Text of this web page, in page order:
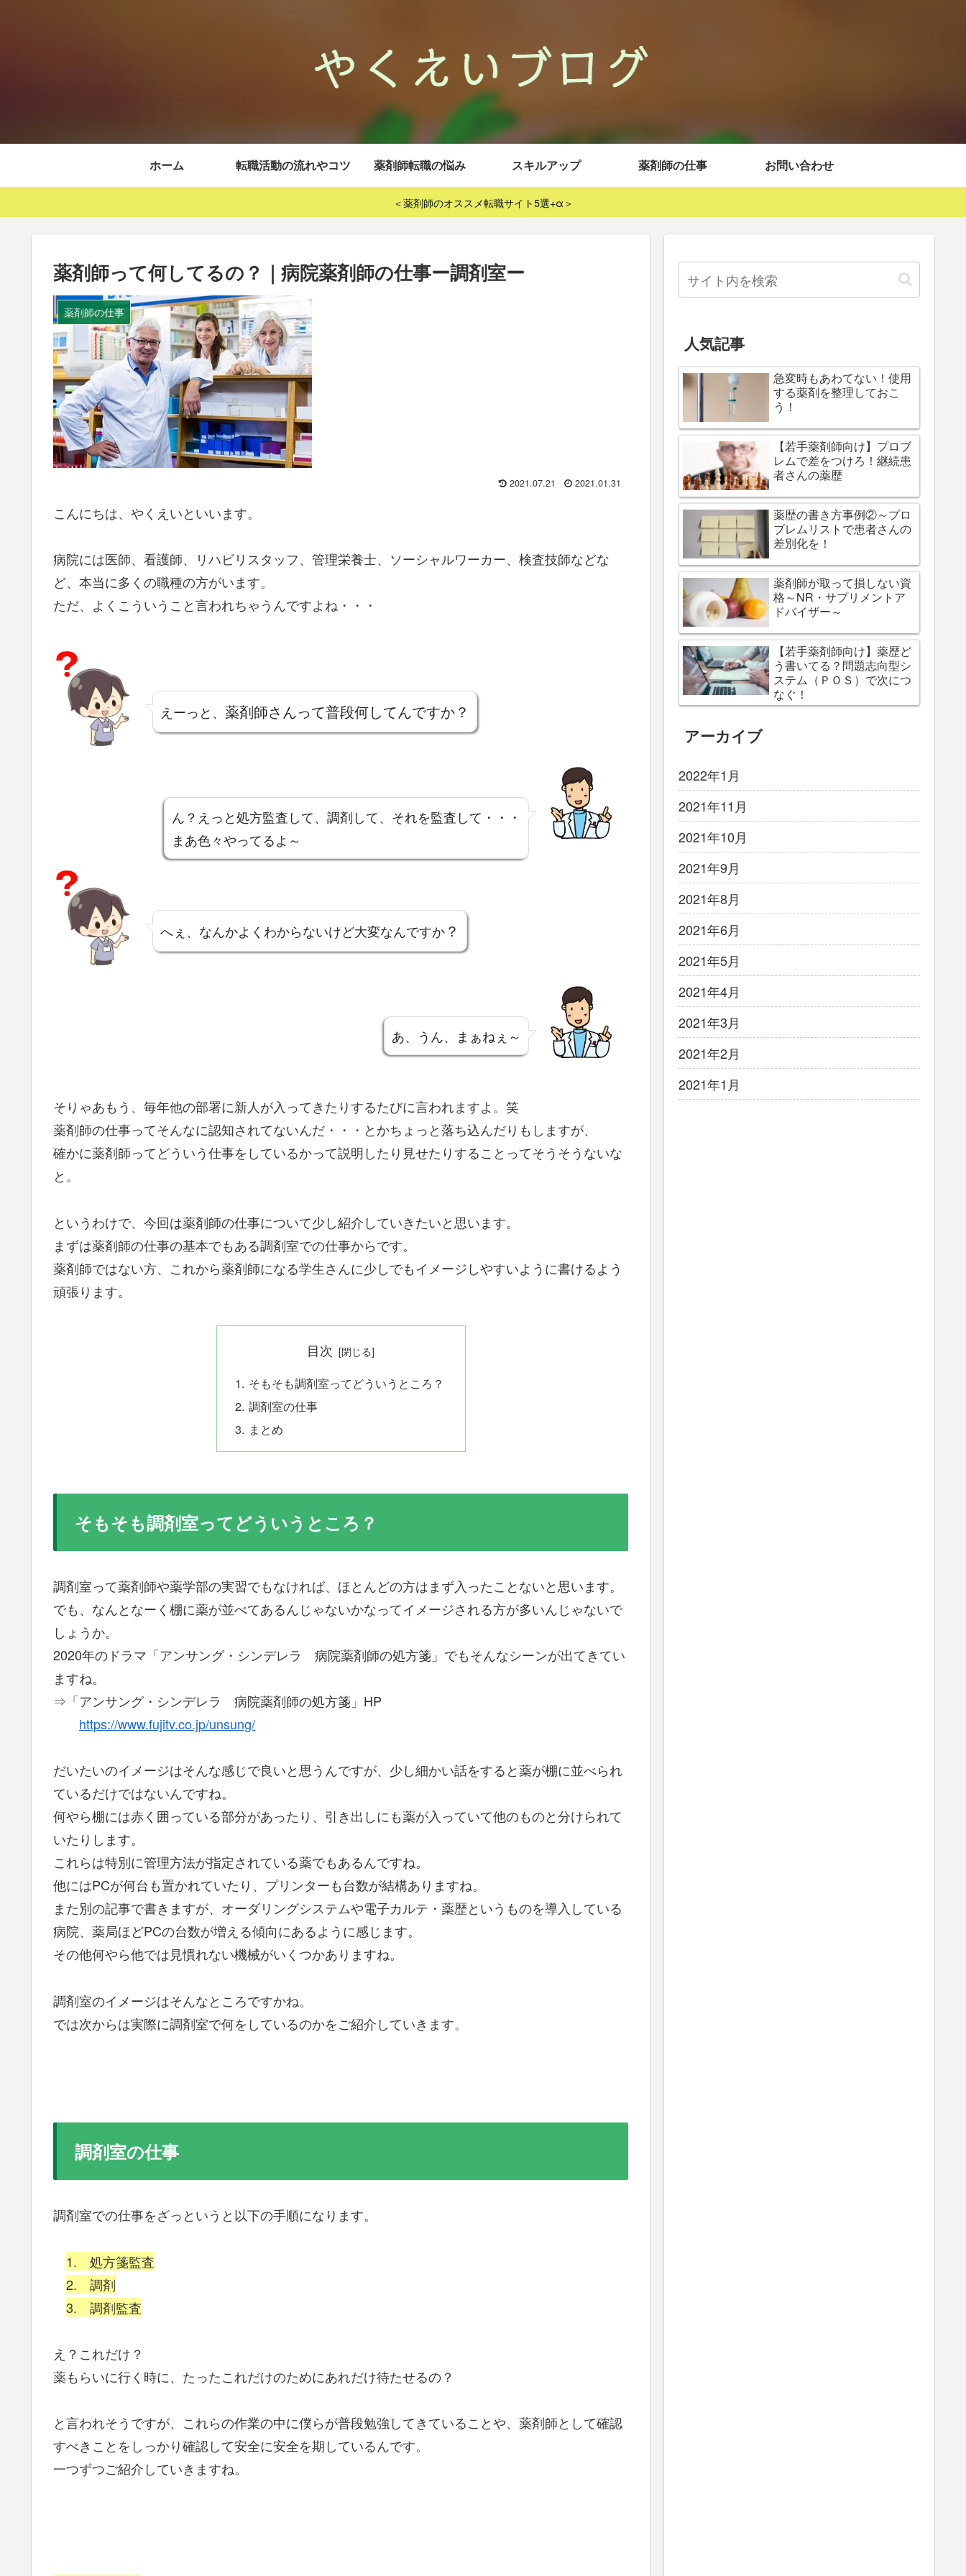
ホーム 転職活動の流れやコツ 薬剤師転職の悩み スキルアップ 薬剤師の仕事 お問い合わせ
＜薬剤師のオススメ転職サイト5選+α＞
薬剤師って何してるの？｜病院薬剤師の仕事ー調剤室ー
薬剤師の仕事
2021.07.21 2021.01.31
こんにちは、やくえいといいます。
病院には医師、看護師、リハビリスタッフ、管理栄養士、ソーシャルワーカー、検査技師などな
ど、本当に多くの職種の方がいます。
ただ、よくこういうこと言われちゃうんですよね・・・
えーっと、 薬剤師さんって普段何してんですか？
ん？えっと処方監査して、調剤して、それを監査して・・・
まあ色々やってるよ～
へぇ、なんかよくわからないけど大変なんですか？
あ、うん、まぁねぇ～
そりゃあもう、毎年他の部署に新人が入ってきたりするたびに言われますよ。笑
薬剤師の仕事ってそんなに認知されてないんだ・・・とかちょっと落ち込んだりもしますが、
確かに薬剤師ってどういう仕事をしているかって説明したり見せたりすることってそうそうないな
と。
というわけで、今回は薬剤師の仕事について少し紹介していきたいと思います。
まずは薬剤師の仕事の基本でもある調剤室での仕事からです。
薬剤師ではない方、これから薬剤師になる学生さんに少しでもイメージしやすいように書けるよう
頑張ります。
目次
そもそも調剤室ってどういうところ？
調剤室の仕事
まとめ
そもそも調剤室ってどういうところ？
調剤室って薬剤師や薬学部の実習でもなければ、ほとんどの方はまず入ったことないと思います。
でも、なんとなーく棚に薬が並べてあるんじゃないかなってイメージされる方が多いんじゃないで
しょうか。
2020年のドラマ「アンサング・シンデレラ 病院薬剤師の処方箋」でもそんなシーンが出てきてい
ますね。
⇒「アンサング・シンデレラ 病院薬剤師の処方箋」HP
https://www.fujitv.co.jp/unsung/
だいたいのイメージはそんな感じで良いと思うんですが、少し細かい話をすると薬が棚に並べられ
ているだけではないんですね。
何やら棚には赤く囲っている部分があったり、引き出しにも薬が入っていて他のものと分けられて
いたりします。
これらは特別に管理方法が指定されている薬でもあるんですね。
他にはPCが何台も置かれていたり、プリンターも台数が結構ありますね。
また別の記事で書きますが、オーダリングシステムや電子カルテ・薬歴というものを導入している
病院、薬局ほどPCの台数が増える傾向にあるように感じます。
その他何やら他では見慣れない機械がいくつかありますね。
調剤室のイメージはそんなところですかね。
では次からは実際に調剤室で何をしているのかをご紹介していきます。
調剤室の仕事
調剤室での仕事をざっというと以下の手順になります。
1. 処方箋監査
2. 調剤
3. 調剤監査
え？これだけ？
薬もらいに行く時に、たったこれだけのためにあれだけ待たせるの？
と言われそうですが、これらの作業の中に僕らが普段勉強してきていることや、薬剤師として確認
すべきことをしっかり確認して安全に安全を期しているんです。
一つずつご紹介していきますね。
人気記事
急変時もあわてない！使用
する薬剤を整理しておこ
う！
【若手薬剤師向け】プロブ
レムで差をつけろ！継続患
者さんの薬歴
薬歴の書き方事例②～プロ
ブレムリストで患者さんの
差別化を！
薬剤師が取って損しない資
格～NR・サプリメントア
ドバイザー～
【若手薬剤師向け】薬歴ど
う書いてる？問題志向型シ
ステム（ＰＯＳ）で次につ
なぐ！
アーカイブ
2022年1月
2021年11月
2021年10月
2021年9月
2021年8月
2021年6月
2021年5月
2021年4月
2021年3月
2021年2月
2021年1月